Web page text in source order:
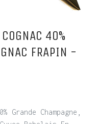
40%
FRAPIN -
Grande Champagne,